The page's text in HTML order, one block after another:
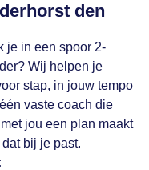
den
je in een spoor 2-
Wij helpen je
stap, in jouw tempo
vaste coach die
jou een plan maakt
bij je past.